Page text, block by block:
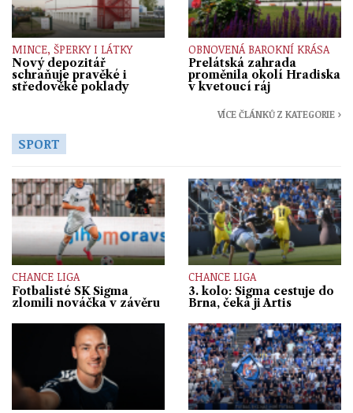
MINCE, ŠPERKY I LÁTKY
Nový depozitář
schraňuje pravěké i
středověké poklady
OBNOVENÁ BAROKNÍ KRÁSA
Prelátská zahrada
proměnila okolí Hradiska
v kvetoucí ráj
VÍCE ČLÁNKŮ Z KATEGORIE ›
SPORT
CHANCE LIGA
Fotbalisté SK Sigma
zlomili nováčka v závěru
CHANCE LIGA
3. kolo: Sigma cestuje do
Brna, čeká ji Artis